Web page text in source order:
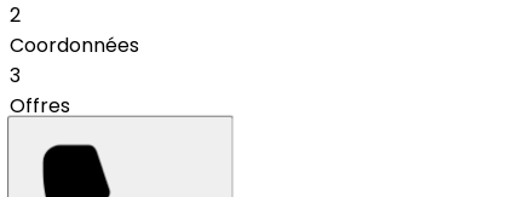
2
Coordonnées
3
Offres